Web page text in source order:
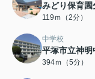
みどり保育園
119ｍ（2分）
中学校
平塚市立神明
394ｍ（5分）